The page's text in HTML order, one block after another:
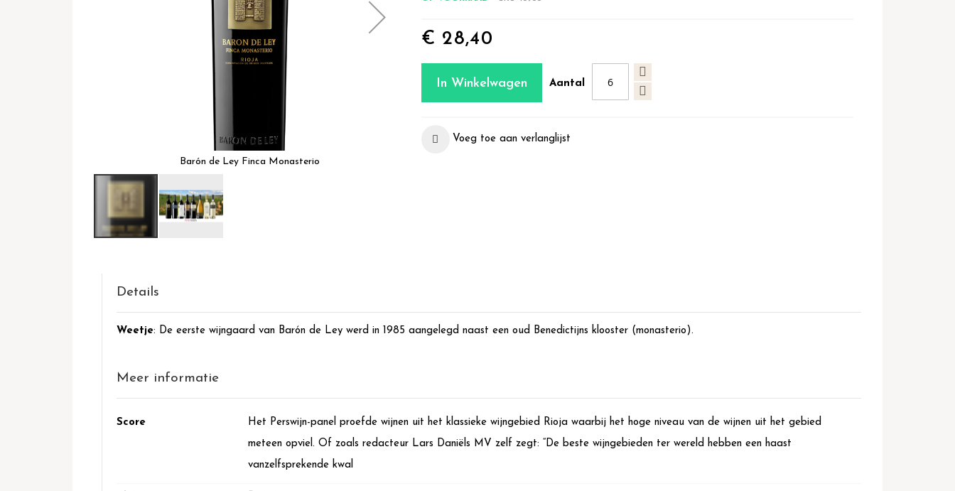
Barón de Ley Finca Monasterio
waarbij het hoge niveau van de wijnen uit het gebied meteen opviel.
Of zoals redacteur Lars Daniëls MV zelf zegt: “De beste
het
afbeeldingen-
€ 28,40
Aantal
In Winkelwagen
Voeg toe aan verlanglijst
Details
Weetje: De eerste wijngaard van Barón de Ley werd in 1985 aangelegd naast een oud Benedictijns klooster (monasterio).
Meer informatie
Meer
Score
Het Perswijn-panel proefde wijnen uit het klassieke wijngebied Rioja waarbij het hoge niveau van de wijnen uit het gebied
meteen opviel. Of zoals redacteur Lars Daniëls MV zelf zegt: “De beste wijngebieden ter wereld hebben een haast
vanzelfsprekende kwal